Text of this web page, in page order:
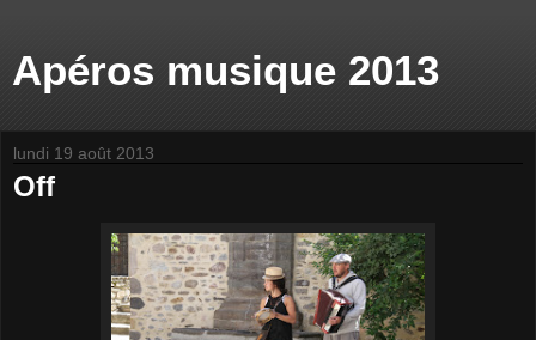
Apéros musique 2013
lundi 19 août 2013
Off